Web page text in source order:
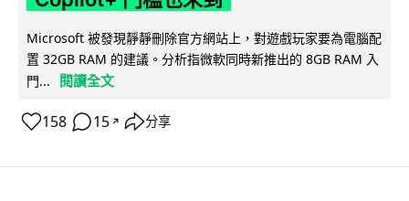
Microsoft 被發現靜靜刪除官方網站上，對遊戲玩家要為電腦配
置 32GB RAM 的建議。分析指微軟同時新推出的 8GB RAM 入
門...
閱讀全文
158 15 ↗ 分享